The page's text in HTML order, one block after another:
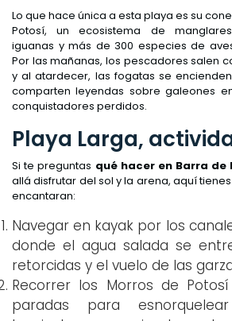
Lo que hace única a esta playa es su
Potosí, un ecosistema de
iguanas y más de 300 especies de
Por las mañanas, los pescadores salen
y al atardecer, las fogatas se
comparten leyendas sobre galeones
conquistadores perdidos.
Playa Larga,
Si te preguntas qué hacer en Barra de
allá disfrutar del sol y la arena, aquí
encantaran:
Navegar en kayak por los
donde el agua salada se
retorcidas y el vuelo de las
Recorrer los Morros de
paradas para